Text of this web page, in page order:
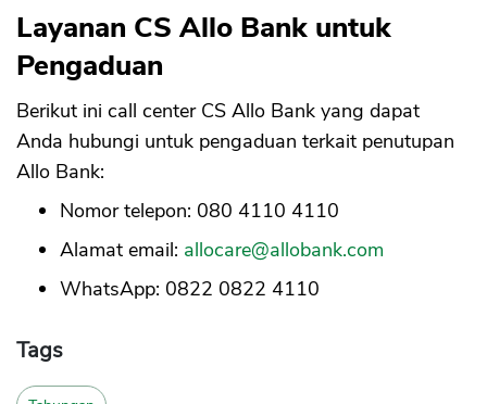
Layanan CS Allo Bank untuk
Pengaduan
Berikut ini call center CS Allo Bank yang dapat
Anda hubungi untuk pengaduan terkait penutupan
Allo Bank:
Nomor telepon: 080 4110 4110
Alamat email: allocare@allobank.com
WhatsApp: 0822 0822 4110
Tags